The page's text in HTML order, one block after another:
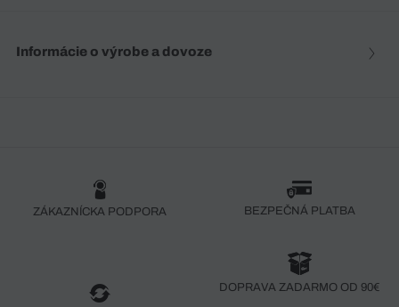
Informácie o výrobe a dovoze
ZÁKAZNÍCKA PODPORA BEZPEČNÁ PLATBA
DOPRAVA ZADARMO OD 90€